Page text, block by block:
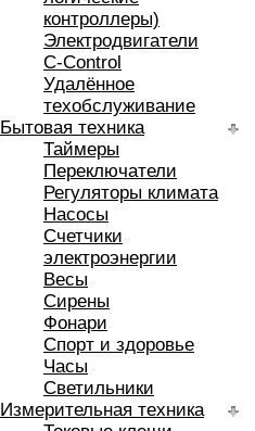
контроллеры)
Электродвигатели
C-Control
Удалённое
техобслуживание
Бытовая техника
Таймеры
Переключатели
Регуляторы климата
Насосы
Счетчики
электроэнергии
Весы
Сирены
Фонари
Спорт и здоровье
Часы
Светильники
Измерительная техника